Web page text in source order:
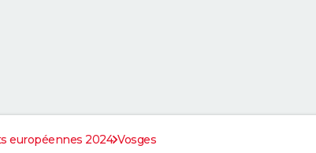
européennes 2024 Vosges